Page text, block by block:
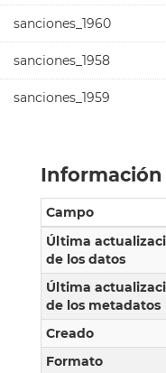
sanciones_1960
sanciones_1958
sanciones_1959
Campo
Última
de los datos
Última
de los metadatos
Creado
Formato